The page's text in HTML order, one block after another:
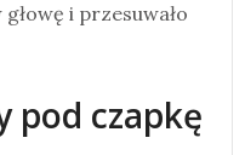
i przesuwało
pod czapkę